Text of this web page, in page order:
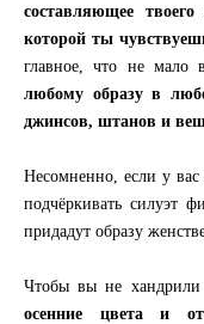
составляющее твоего
которой ты
главное, что не мало
любому образу в
джинсов, штанов и
Несомненно, если у вас
подчёркивать силуэт
придадут образу
Чтобы вы не
осенние цвета и